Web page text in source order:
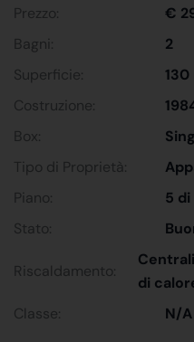
Prezzo:
€
Bagni:
2
Superficie:
130
Costruzione:
Box:
Tipo di Proprietà:
Piano:
5 di
Stato:
Riscaldamento:
di
Classe:
N/